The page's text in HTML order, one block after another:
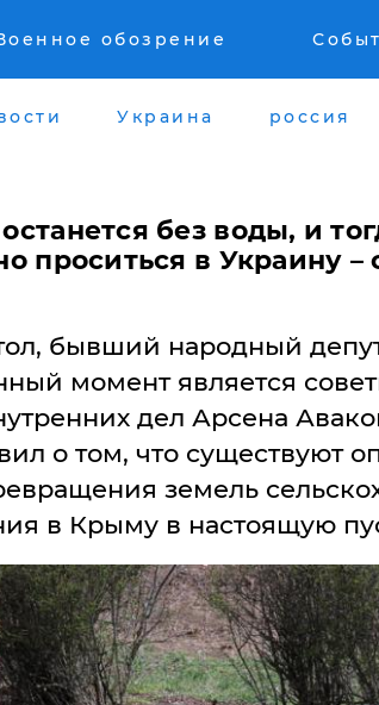
обозрение
Украина россия
без воды, и
проситься в Украину –
бывший народный
момент является
дел Арсена
о том, что существуют
земель
в Крыму в настоящую